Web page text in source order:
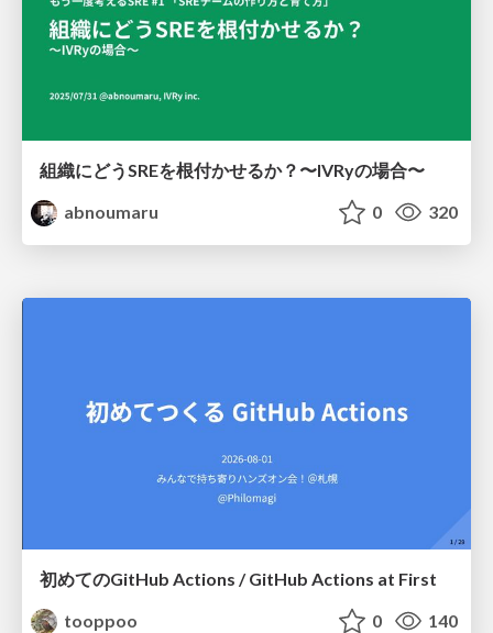
組織にどうSREを根付かせるか？〜IVRyの場合〜
abnoumaru
0 320
初めてのGitHub Actions / GitHub Actions at First
tooppoo
0 140